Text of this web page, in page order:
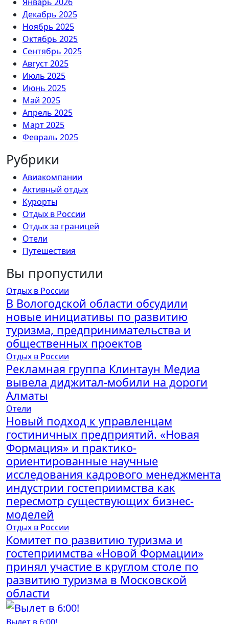
Декабрь 2025
Ноябрь 2025
Октябрь 2025
Сентябрь 2025
Август 2025
Июль 2025
Июнь 2025
Май 2025
Апрель 2025
Март 2025
Февраль 2025
Рубрики
Авиакомпании
Активный отдых
Курорты
Отдых в России
Отдых за границей
Отели
Путешествия
Вы пропустили
Отдых в России
В Вологодской области обсудили
новые инициативы по развитию
туризма, предпринимательства и
общественных проектов
Отдых в России
Рекламная группа Клинтаун Медиа
вывела диджитал-мобили на дороги
Алматы
Отели
Новый подход к управленцам
гостиничных предприятий. «Новая
Формация» и практико-
ориентированные научные
исследования кадрового менеджмента
индустрии гостеприимства как
пересмотр существующих бизнес-
моделей
Отдых в России
Комитет по развитию туризма и
гостеприимства «Новой Формации»
принял участие в круглом столе по
развитию туризма в Московской
области